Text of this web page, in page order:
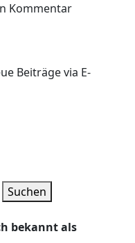
Kommentar
Beiträge via E-
Suchen
bekannt als